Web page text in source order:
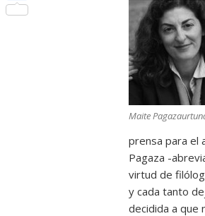
Maite
prensa para el
Pagaza -
virtud de
y cada tanto
decidida a que
Compartir